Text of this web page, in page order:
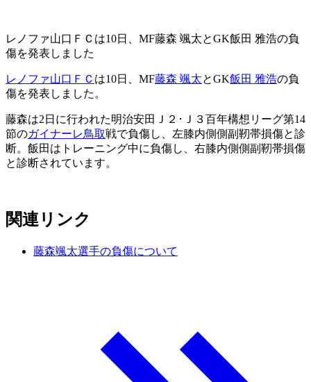
レノファ山口ＦＣは10日、MF藤森 颯太とGK飯田 雅浩の負
傷を発表しました
レノファ山口ＦＣ は10日、MF藤森 颯太とGK飯田 雅浩の負
傷を発表しました。
藤森は2日に行われた明治安田Ｊ２･Ｊ３百年構想リーグ第14
節のガイナーレ鳥取戦で負傷し、左膝内側側副靭帯損傷と診
断。飯田はトレーニング中に負傷し、右膝内側側副靭帯損傷
と診断されています。
関連リンク
藤森颯太選手の負傷について